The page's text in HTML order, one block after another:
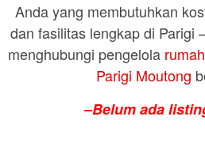
Anda yang membutuhkan
dan fasilitas lengkap di Parigi
menghubungi pengelola
Parigi Moutong
–Belum ada